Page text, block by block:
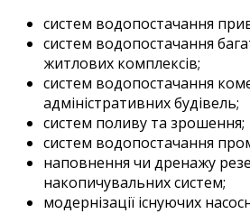
систем водопостачання
систем водопостачання
житлових комплексів;
систем водопостачання
адміністративних будівель;
систем поливу та зрошення;
систем водопостачання
наповнення чи дренажу
накопичувальних систем;
модернізації існуючих